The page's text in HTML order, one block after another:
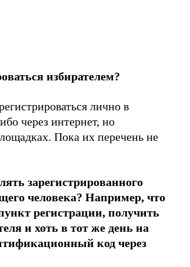
избирателем?
лично в
через интернет, но
Пока их перечень не
зарегистрированного
человека? Например, что
регистрации, получить
и хоть в тот же день на
код через